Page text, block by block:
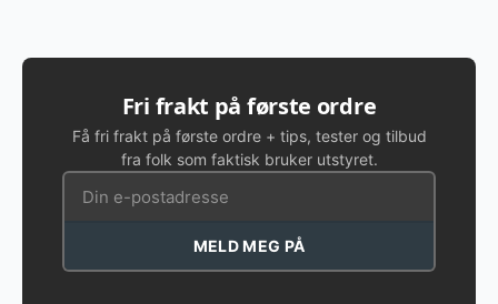
Fri frakt på første ordre
Få fri frakt på første ordre + tips, tester og tilbud
fra folk som faktisk bruker utstyret.
MELD MEG PÅ